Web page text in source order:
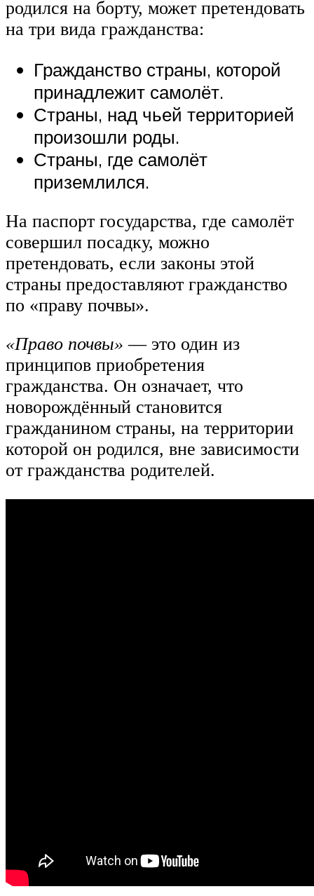
родился на борту, может претендовать
на три вида гражданства:
Гражданство страны, которой
принадлежит самолёт.
Страны, над чьей территорией
произошли роды.
Страны, где самолёт
приземлился.
На паспорт государства, где самолёт
совершил посадку, можно
претендовать, если законы этой
страны предоставляют гражданство
по «праву почвы».
«Право почвы» — это один из
принципов приобретения
гражданства. Он означает, что
новорождённый становится
гражданином страны, на территории
которой он родился, вне зависимости
от гражданства родителей.